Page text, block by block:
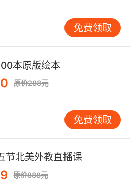
president, but after he
this very chandelier.
gents, and don't hang
I'm there.
来了再挂大吊灯
免费领取
本原版绘本
0 原价288元
免费领取
节北美外教直播课
9 原价888元